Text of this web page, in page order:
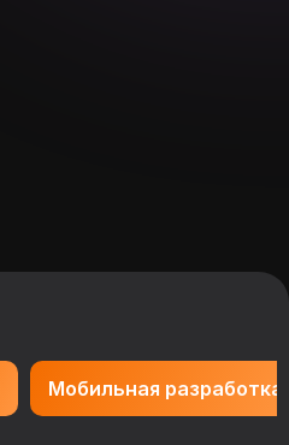
Мобильная разработка